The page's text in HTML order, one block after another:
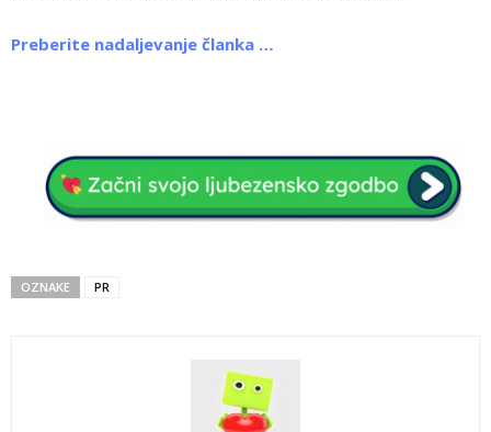
Preberite nadaljevanje članka …
OZNAKE PR